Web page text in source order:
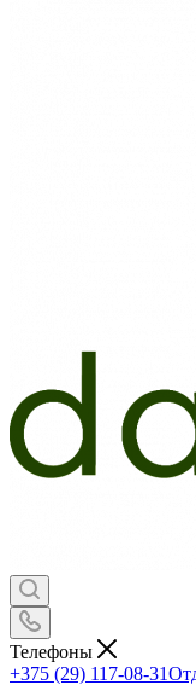
Телефоны
+375 (29) 117-08-31